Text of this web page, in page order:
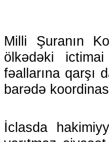
Milli Şuranın
ölkədəki
fəallarına qarşı
barədə
İclasda